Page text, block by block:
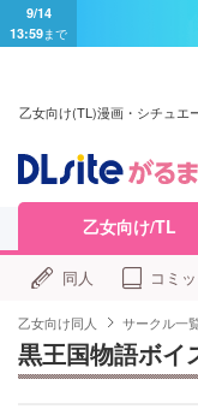
9/14
13:59まで
乙女向け(TL)漫画・シチュエ
乙女向け/TL
同人 コミ
乙女向け同人 サークル一
黒王国物語ボイ